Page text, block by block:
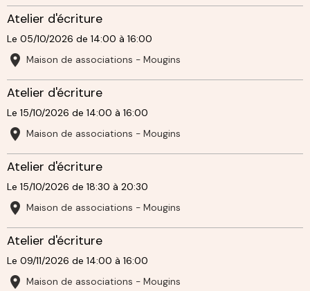
Atelier d'écriture
Le 05/10/2026 de 14:00 à 16:00
Maison de associations - Mougins
Atelier d'écriture
Le 15/10/2026 de 14:00 à 16:00
Maison de associations - Mougins
Atelier d'écriture
Le 15/10/2026 de 18:30 à 20:30
Maison de associations - Mougins
Atelier d'écriture
Le 09/11/2026 de 14:00 à 16:00
Maison de associations - Mougins